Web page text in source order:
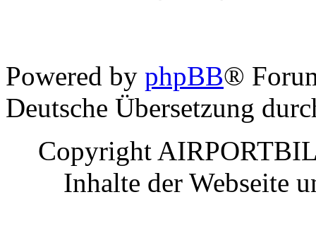
Powered by phpBB®
Deutsche Übersetzung
Copyright
Inhalte der Webseite